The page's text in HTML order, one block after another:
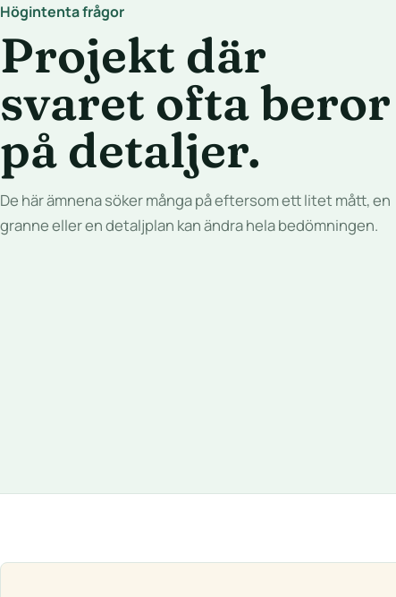
Högintenta frågor
Projekt där
svaret ofta beror
på detaljer.
De här ämnena söker många på eftersom ett litet mått, en
granne eller en detaljplan kan ändra hela bedömningen.